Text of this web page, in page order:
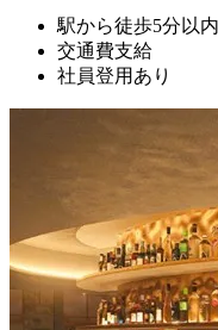
駅から徒歩5分以内
交通費支給
社員登用あり